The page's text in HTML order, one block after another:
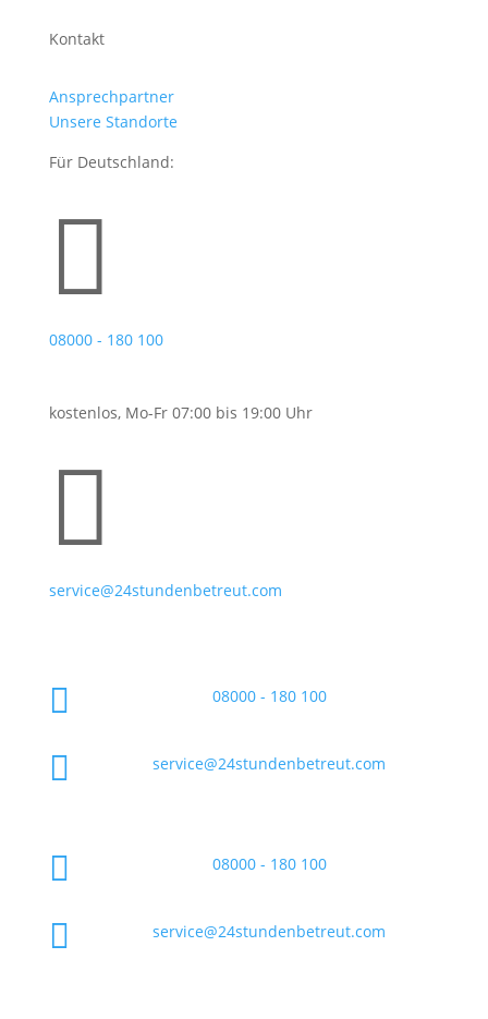
Kontakt
Ansprechpartner
Unsere Standorte
Für Deutschland:

08000 - 180 100
kostenlos, Mo-Fr 07:00 bis 19:00 Uhr

service@24stundenbetreut.com
 08000 - 180 100
 service@24stundenbetreut.com
 08000 - 180 100
 service@24stundenbetreut.com